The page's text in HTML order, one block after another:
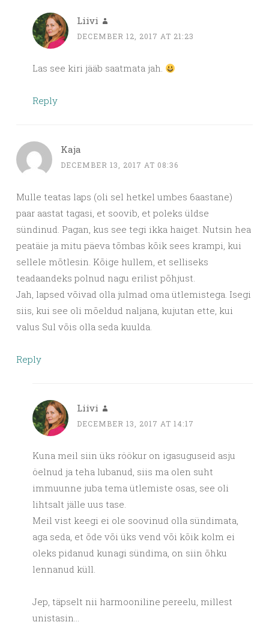
Liivi
DECEMBER 12, 2017 AT 21:23
Las see kiri jääb saatmata jah.
Reply
Kaja
DECEMBER 13, 2017 AT 08:36
Mulle teatas laps (oli sel hetkel umbes 6aastane)
paar aastat tagasi, et soovib, et poleks üldse
sündinud. Pagan, kus see tegi ikka haiget. Nutsin hea
peatäie ja mitu päeva tõmbas kõik sees krampi, kui
sellele mõtlesin. Kõige hullem, et selliseks
teadaandeks polnud nagu erilist põhjust.
Jah, lapsed võivad olla julmad oma ütlemistega. Isegi
siis, kui see oli mõeldud naljana, kujutan ette, kui
valus Sul võis olla seda kuulda.
Reply
Liivi
DECEMBER 13, 2017 AT 14:17
Kuna meil siin üks röökur on igasuguseid asju
öelnud ja teha lubanud, siis ma olen suht
immuunne juba tema ütlemiste osas, see oli
lihtsalt jälle uus tase.
Meil vist keegi ei ole soovinud olla sündimata,
aga seda, et õde või üks vend või kõik kolm ei
oleks pidanud kunagi sündima, on siin õhku
lennanud küll.
Jep, täpselt nii harmooniline pereelu, millest
unistasin…